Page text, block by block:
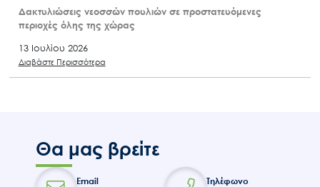
Δακτυλιώσεις νεοσσών πουλιών σε προστατευόμενες
περιοχές όλης της χώρας
13 Ιουλίου 2026
Διαβάστε Περισσότερα
Θα μας βρείτε
Email
Τηλέφωνο